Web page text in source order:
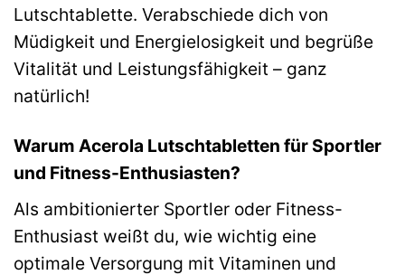
Lutschtablette. Verabschiede dich von
Müdigkeit und Energielosigkeit und begrüße
Vitalität und Leistungsfähigkeit – ganz
natürlich!
Warum Acerola Lutschtabletten für Sportler
und Fitness-Enthusiasten?
Als ambitionierter Sportler oder Fitness-
Enthusiast weißt du, wie wichtig eine
optimale Versorgung mit Vitaminen und